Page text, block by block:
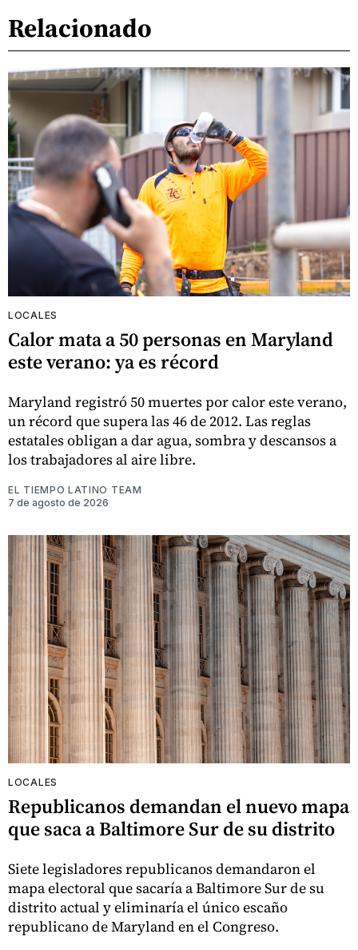
Relacionado
LOCALES
Calor mata a 50 personas en Maryland
este verano: ya es récord
Maryland registró 50 muertes por calor este verano,
un récord que supera las 46 de 2012. Las reglas
estatales obligan a dar agua, sombra y descansos a
los trabajadores al aire libre.
EL TIEMPO LATINO TEAM
7 de agosto de 2026
LOCALES
Republicanos demandan el nuevo mapa
que saca a Baltimore Sur de su distrito
Siete legisladores republicanos demandaron el
mapa electoral que sacaría a Baltimore Sur de su
distrito actual y eliminaría el único escaño
republicano de Maryland en el Congreso.